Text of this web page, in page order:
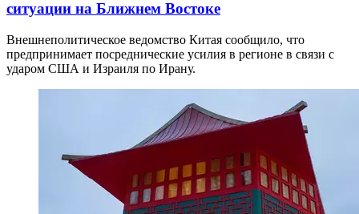
ситуации на Ближнем Востоке
Внешнеполитическое ведомство Китая сообщило, что
предпринимает посреднические усилия в регионе в связи с
ударом США и Израиля по Ирану.